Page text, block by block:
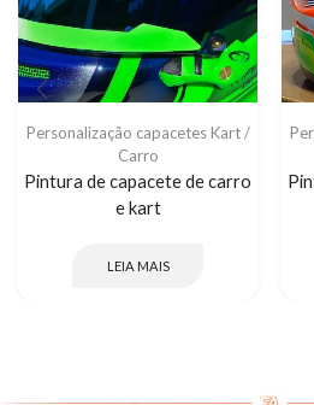
Personalização capacetes Kart /
Carro
Pintura de capacete de carro
e kart
LEIA MAIS